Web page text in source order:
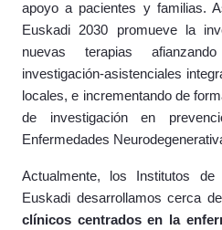
apoyo a pacientes y familias.
Euskadi 2030 promueve la
nuevas terapias
investigación-asistenciales
locales, e incrementando de
de investigación en
Enfermedades
Actualmente, los Institutos de
Euskadi desarrollamos cerca de
clínicos centrados en la